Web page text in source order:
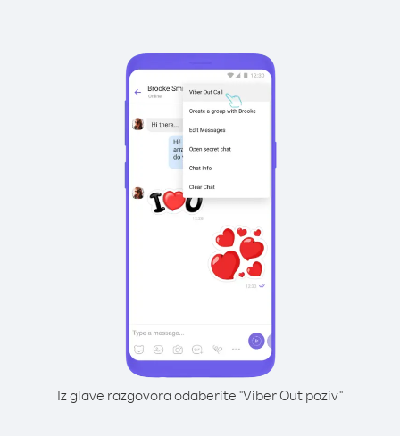
Iz glave razgovora odaberite "Viber Out poziv"